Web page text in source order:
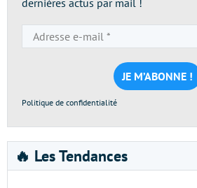
dernières actus par mail !
e-
mail
*
Politique de confidentialité
🔥 Les Tendances